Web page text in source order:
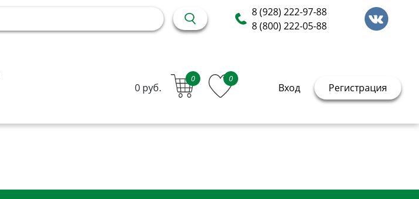
8 (928) 222-97-88
8 (800) 222-05-88
0 руб.
0 0
Вход Регистрация